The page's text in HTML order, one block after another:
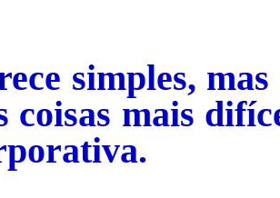
simples,
coisas mais